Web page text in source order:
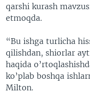
qarshi kurash
etmoqda.
“Bu ishga turlicha
qilishdan, shiorlar
haqida
ko’plab boshqa
Milton.